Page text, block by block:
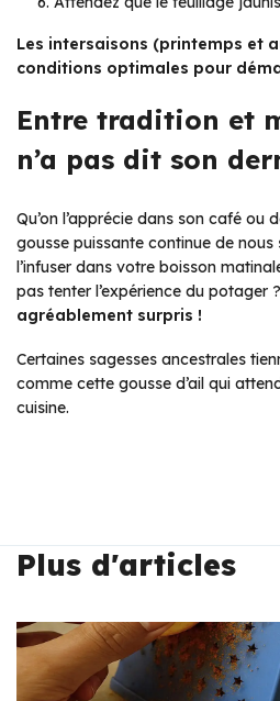
Les intersaisons (printemps et
conditions optimales pour
Entre tradition et
n’a pas dit son
Qu’on l’apprécie dans son café ou
gousse puissante continue de nous
l’infuser dans votre boisson
pas tenter l’expérience du potager ?
agréablement surpris !
Certaines sagesses ancestrales
comme cette gousse d’ail qui
cuisine.
Plus d'articles